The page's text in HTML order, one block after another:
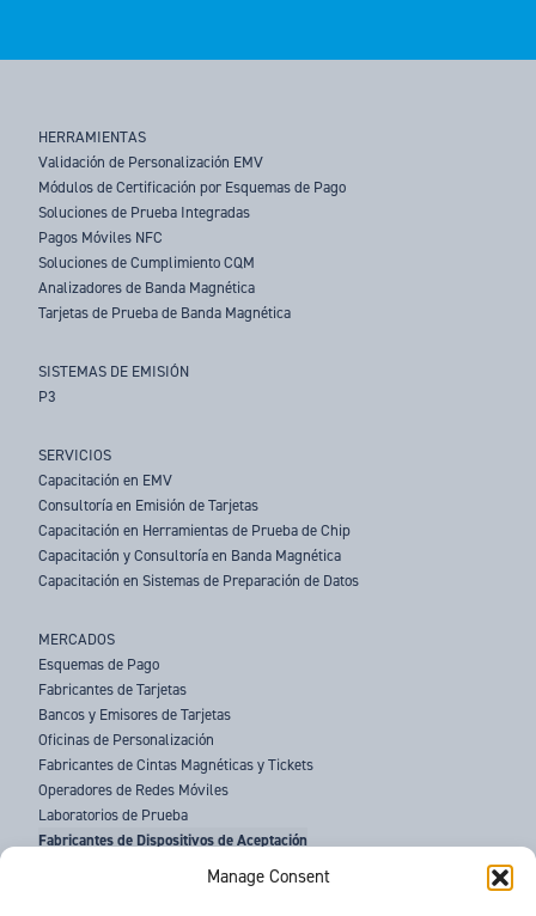
Manage Consent
HERRAMIENTAS
Validación de Personalización EMV
Módulos de Certificación por Esquemas de Pago
Soluciones de Prueba Integradas
Pagos Móviles NFC
Soluciones de Cumplimiento CQM
Analizadores de Banda Magnética
Tarjetas de Prueba de Banda Magnética
SISTEMAS DE EMISIÓN
P3
SERVICIOS
Capacitación en EMV
Consultoría en Emisión de Tarjetas
Capacitación en Herramientas de Prueba de Chip
Capacitación y Consultoría en Banda Magnética
Capacitación en Sistemas de Preparación de Datos
MERCADOS
Esquemas de Pago
Fabricantes de Tarjetas
Bancos y Emisores de Tarjetas
Oficinas de Personalización
Fabricantes de Cintas Magnéticas y Tickets
Operadores de Redes Móviles
Laboratorios de Prueba
Fabricantes de Dispositivos de Aceptación